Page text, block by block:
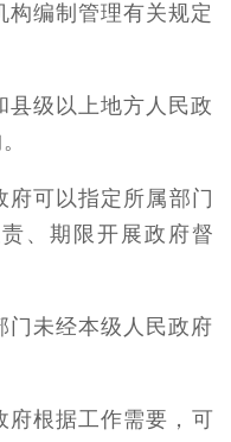
编制管理有关规定
级以上地方人民政
府可以指定所属部门
、期限开展政府督
未经本级人民政府
府根据工作需要，可